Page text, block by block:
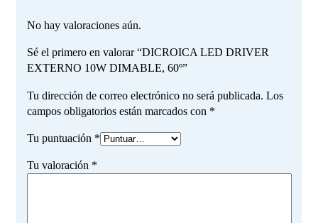
No hay valoraciones aún.
Sé el primero en valorar “DICROICA LED DRIVER
EXTERNO 10W DIMABLE, 60º”
Tu dirección de correo electrónico no será publicada. Los
campos obligatorios están marcados con *
Tu puntuación *
Tu valoración *